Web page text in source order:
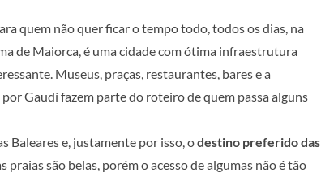
quem não quer ficar o tempo todo, todos os dias, na
de Maiorca, é uma cidade com ótima infraestrutura
Museus, praças, restaurantes, bares e a
Gaudí fazem parte do roteiro de quem passa alguns
Baleares e, justamente por isso, odestino preferido das
praias são belas, porém o acesso de algumas não é tão